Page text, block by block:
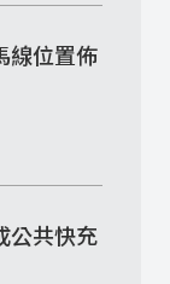
線位置佈
公共快充